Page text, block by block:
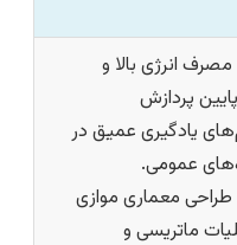
مصرف انرژی بالا و
پردازش
یادگیری عمیق در
عمومی.
طراحی معماری موازی
ماتریسی و